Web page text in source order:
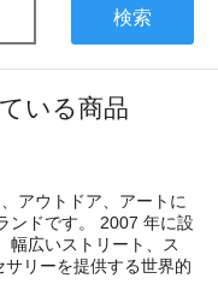
検索
いる商品
アウトドア、アートに
ンドです。 2007 年に設
幅広いストリート、ス
リーを提供する世界的